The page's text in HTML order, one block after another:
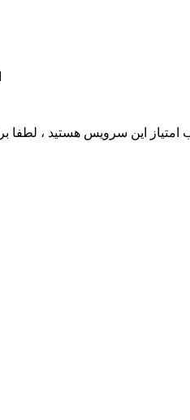
امتیاز این سرویس هستید ، لطفا